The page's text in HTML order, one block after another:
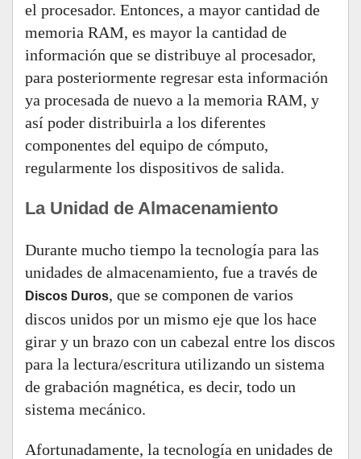
el procesador. Entonces, a mayor cantidad de
memoria RAM, es mayor la cantidad de
información que se distribuye al procesador,
para posteriormente regresar esta información
ya procesada de nuevo a la memoria RAM, y
así poder distribuirla a los diferentes
componentes del equipo de cómputo,
regularmente los dispositivos de salida.
La Unidad de Almacenamiento
Durante mucho tiempo la tecnología para las
unidades de almacenamiento, fue a través de
Discos Duros, que se componen de varios
discos unidos por un mismo eje que los hace
girar y un brazo con un cabezal entre los discos
para la lectura/escritura utilizando un sistema
de grabación magnética, es decir, todo un
sistema mecánico.
Afortunadamente, la tecnología en unidades de